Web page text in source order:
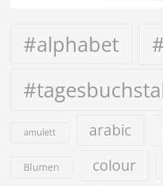
#alphabet
amulett arabic
Blumen colour